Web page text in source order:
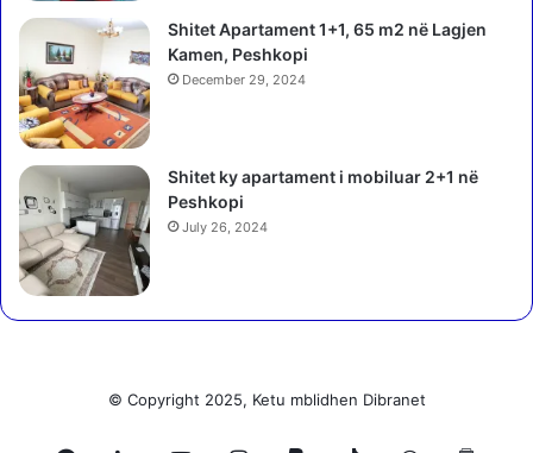
o
i
!
S
n
i
s
i
p
a
h
k
i
k
e
e
T
i
Shitet Apartament 1+1, 65 m2 në Lagjen
Kamen, Peshkopi
December 29, 2024
Shitet ky apartament i mobiluar 2+1 në
Peshkopi
July 26, 2024
© Copyright 2025, Ketu mblidhen Dibranet